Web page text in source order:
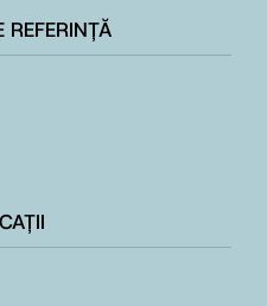
REFERINȚĂ